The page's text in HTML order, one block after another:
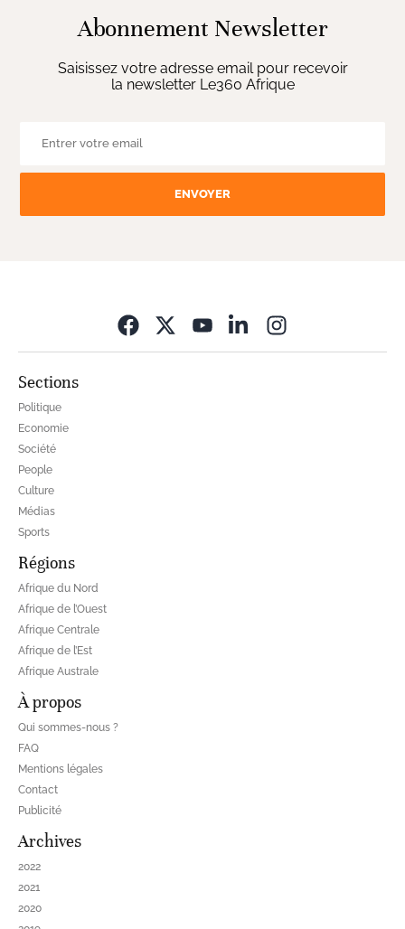
Abonnement Newsletter
Saisissez votre adresse email pour recevoir
la newsletter Le360 Afrique
ENVOYER
Sections
Politique
Economie
Société
People
Culture
Médias
Sports
Régions
Afrique du Nord
Afrique de l’Ouest
Afrique Centrale
Afrique de l’Est
Afrique Australe
À propos
Qui sommes-nous ?
FAQ
Mentions légales
Contact
Publicité
Archives
2022
2021
2020